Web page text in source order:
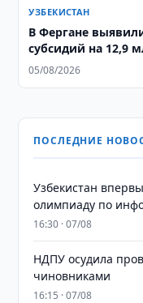
УЗБЕКИСТАН
В Фергане
субсидий на 12,9
05/08/2026
ПОСЛЕДНИЕ
Узбекистан
олимпиаду по
16:30 · 07/08
НДПУ осудила
чиновниками
16:15 · 07/08